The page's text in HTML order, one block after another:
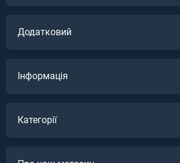
Додатковий
Інформація
Категорії